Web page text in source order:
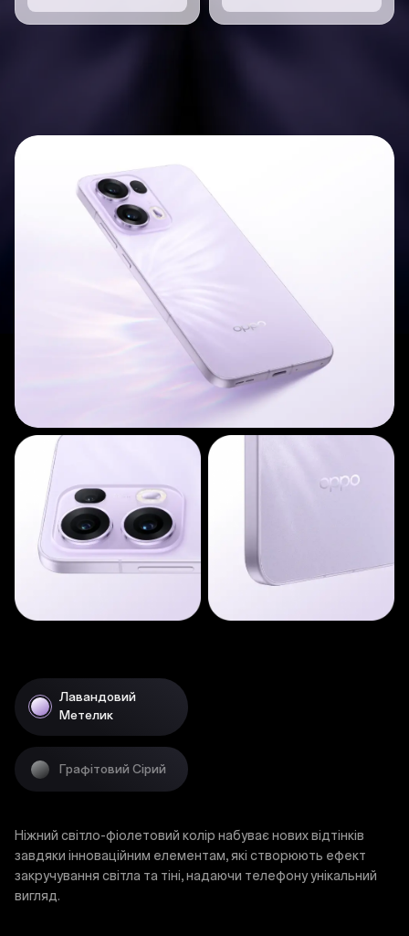
Лавандовий
Метелик
Графітовий Сірий
Ніжний світло-фіолетовий колір набуває нових відтінків
завдяки інноваційним елементам, які створюють ефект
закручування світла та тіні, надаючи телефону унікальний
вигляд.